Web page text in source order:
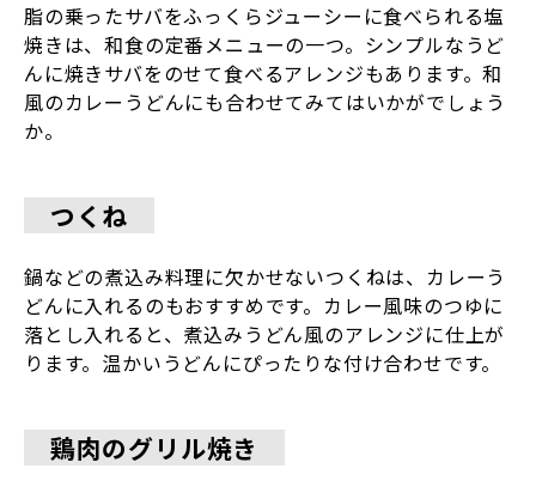
脂の乗ったサバをふっくらジューシーに食べられる塩
焼きは、和食の定番メニューの一つ。シンプルなうど
んに焼きサバをのせて食べるアレンジもあります。和
風のカレーうどんにも合わせてみてはいかがでしょう
か。
つくね
鍋などの煮込み料理に欠かせないつくねは、カレーう
どんに入れるのもおすすめです。カレー風味のつゆに
落とし入れると、煮込みうどん風のアレンジに仕上が
ります。温かいうどんにぴったりな付け合わせです。
鶏肉のグリル焼き